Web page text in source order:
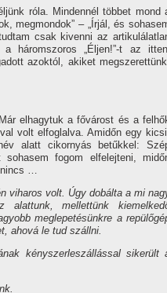
róla. Mindennél többet mond
megmondok” – „Írjál, és
csak kivenni az
háromszoros „Éljen!”-t az
azoktól, akiket
elhagytuk a fővárost és a
volt elfoglalva. Amidőn egy
alatt cikornyás betűkkel:
fogom elfelejteni,
nincs …
viharos volt. Úgy dobálta a mi
alattunk, mellettünk
meglepetésünkre a
ahová le tud szállni.
kényszerleszállással sikerült